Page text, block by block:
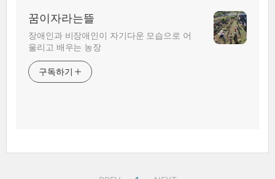
꿈이자라는뜰
장애인과 비장애인이 자기다운 모습으로 어
울리고 배우는 농장
구독하기